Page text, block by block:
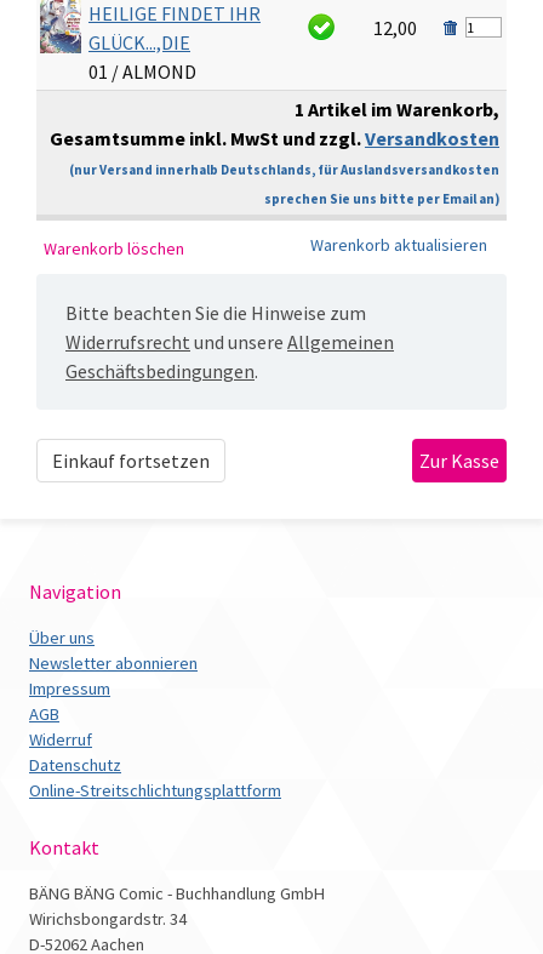
HEILIGE FINDET IHR
GLÜCK...,DIE
01 / ALMOND
12,00
1 Artikel im Warenkorb,
Gesamtsumme inkl. MwSt und zzgl.Versandkosten
(nur Versand innerhalb Deutschlands, für Auslandsversandkosten
sprechen Sie uns bitte per Email an)
Bitte beachten Sie die Hinweise zum
Widerrufsrecht und unsere Allgemeinen
Geschäftsbedingungen.
Einkauf fortsetzen
Navigation
Über uns
Newsletter abonnieren
Impressum
AGB
Widerruf
Datenschutz
Online-Streitschlichtungsplattform
Kontakt
BÄNG BÄNG Comic - Buchhandlung GmbH
Wirichsbongardstr. 34
D-52062 Aachen